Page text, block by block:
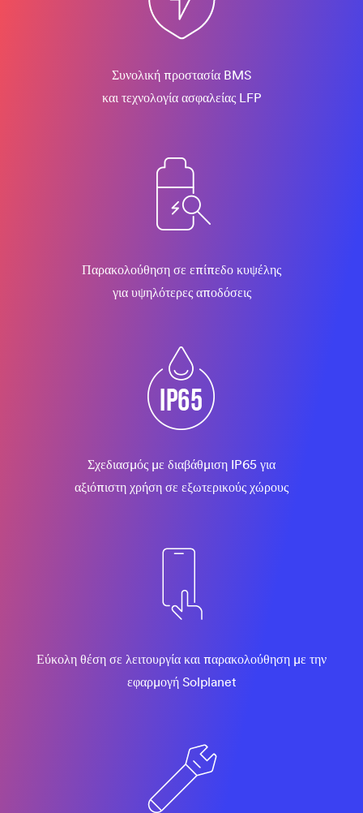
Συνολική προστασία BMS
και τεχνολογία ασφαλείας LFP
Παρακολούθηση σε επίπεδο κυψέλης
για υψηλότερες αποδόσεις
Σχεδιασμός με διαβάθμιση IP65 για
αξιόπιστη χρήση σε εξωτερικούς χώρους
Εύκολη θέση σε λειτουργία και παρακολούθηση με την
εφαρμογή Solplanet